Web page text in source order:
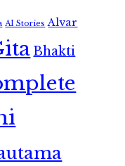
AI Stories Alvar
Bhakti